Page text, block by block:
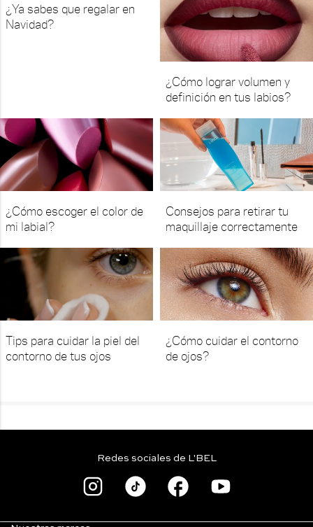
¿Ya sabes que regalar en
Navidad?
¿Cómo lograr volumen y
definición en tus labios?
¿Cómo escoger el color de
mi labial?
Consejos para retirar tu
maquillaje correctamente
Tips para cuidar la piel del
contorno de tus ojos
¿Cómo cuidar el contorno
de ojos?
Redes sociales de L'BEL